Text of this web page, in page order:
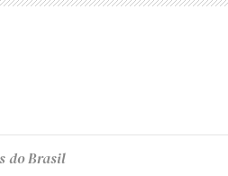
do Brasil